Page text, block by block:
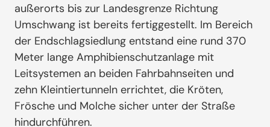
außerorts bis zur Landesgrenze Richtung
Umschwang ist bereits fertiggestellt. Im Bereich
der Endschlagsiedlung entstand eine rund 370
Meter lange Amphibienschutzanlage mit
Leitsystemen an beiden Fahrbahnseiten und
zehn Kleintiertunneln errichtet, die Kröten,
Frösche und Molche sicher unter der Straße
hindurchführen.